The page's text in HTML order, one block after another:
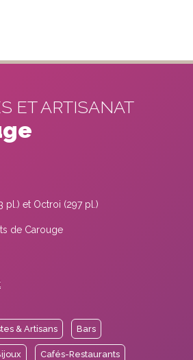
ET ARTISANAT
pl.) et Octroi (297 pl.)
de Carouge
& Artisans Bars
Cafés-Restaurants